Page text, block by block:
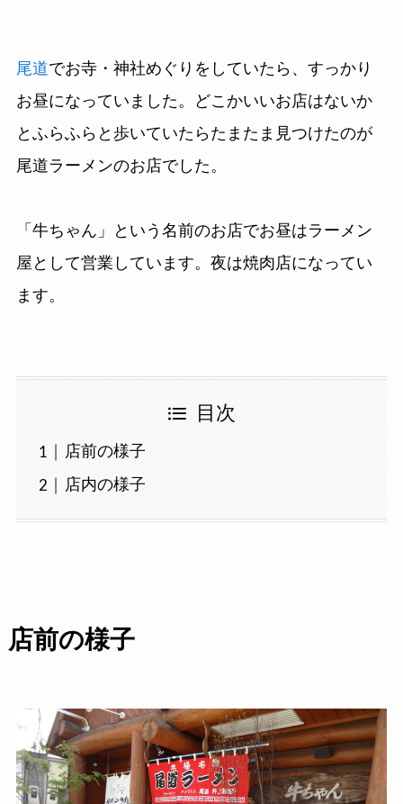
尾道でお寺・神社めぐりをしていたら、すっかり
お昼になっていました。どこかいいお店はないか
とふらふらと歩いていたらたまたま見つけたのが
尾道ラーメンのお店でした。
「牛ちゃん」という名前のお店でお昼はラーメン
屋として営業しています。夜は焼肉店になってい
ます。
目次
店前の様子
店内の様子
店前の様子